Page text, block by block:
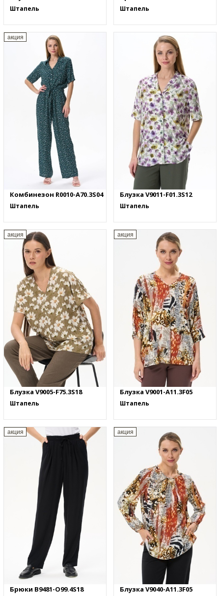
Штапель Штапель
акция
Комбинезон R0010-A70.3S04
Штапель
Блузка V9011-F01.3S12
Штапель
акция
Блузка V9005-F75.3S18
Штапель
акция
Блузка V9001-A11.3F05
Штапель
акция
Брюки B9481-O99.4S18
акция
Блузка V9040-A11.3F05